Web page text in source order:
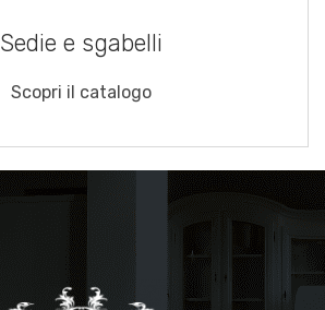
Sedie e sgabelli
Scopri il catalogo